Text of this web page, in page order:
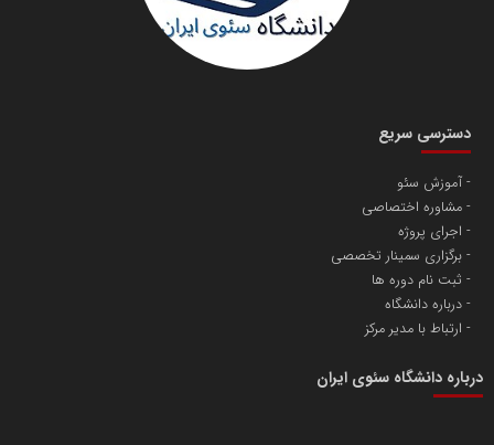
دانشگاه سئوی ایران
پایگاه اطلاع رسانی اعتلای نهادهای مردمی
آهن و فولاد غدیر ایرانیان
تامین آهن اسفنجی تولیدکنندگان فولاد در کشور
مریم حاج نوروز نظری
مسعودصادقی
دسترسی سریع
آموزش سئو
مشاوره اختصاصی
اجرای پروژه
برگزاری سمینار تخصصی
ثبت نام دوره ها
درباره دانشگاه
ارتباط با مدیر مرکز
درباره دانشگاه سئوی ایران